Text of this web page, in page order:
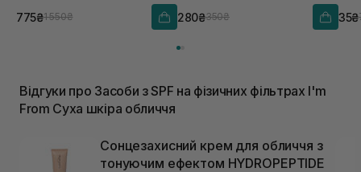
775₴1 550₴ 280₴350₴
35₴
Відгуки про Засоби з SPF на фізичних фільтрах I'm
From Суха шкіра обличчя
Сонцезахисний крем для обличчя з
тонуючим ефектом HYDROPEPTIDE